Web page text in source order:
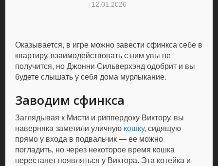
12.01.2026
Оказывается, в игре можно завести сфинкса себе в
квартиру, взаимодействовать с ним увы не
получится, но Джонни Сильверхэнд одобрит и вы
будете слышать у себя дома мурлыкание.
Заводим сфинкса
Заглядывая к Мисти и риппердоку Виктору, вы
наверняка заметили уличную кошку, сидящую
прямо у входа в подвальчик — ее можно
погладить, но через некоторое время кошка
перестанет появляться у Виктора. Эта котейка и